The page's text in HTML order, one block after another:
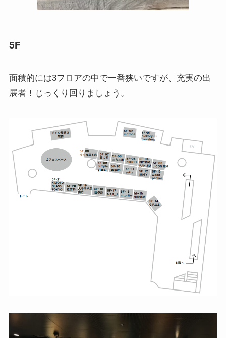
5F
面積的には3フロアの中で一番狭いですが、充実の出
展者！じっくり回りましょう。